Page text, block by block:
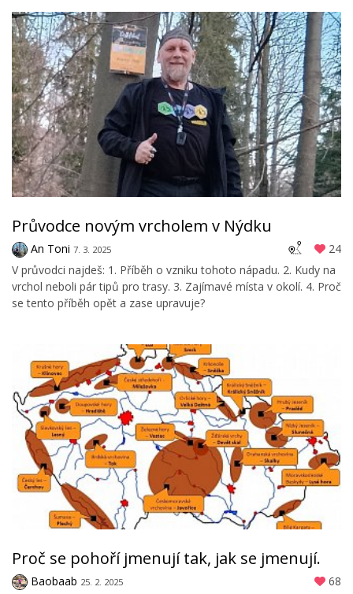
Průvodce novým vrcholem v Nýdku
An Toni 7. 3. 2025
24
V průvodci najdeš: 1. Příběh o vzniku tohoto nápadu. 2. Kudy na
vrchol neboli pár tipů pro trasy. 3. Zajímavé místa v okolí. 4. Proč
se tento příběh opět a zase upravuje?
Proč se pohoří jmenují tak, jak se jmenují.
Baobaab 25. 2. 2025
68